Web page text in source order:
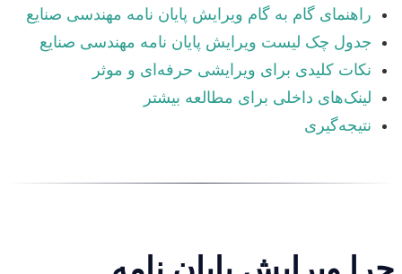
راهنمای گام به گام ویرایش پایان نامه مهندسی صنایع
جدول چک لیست ویرایش پایان نامه مهندسی صنایع
نکات کلیدی برای ویرایشی حرفه‌ای و موثر
لینک‌های داخلی برای مطالعه بیشتر
نتیجه‌گیری